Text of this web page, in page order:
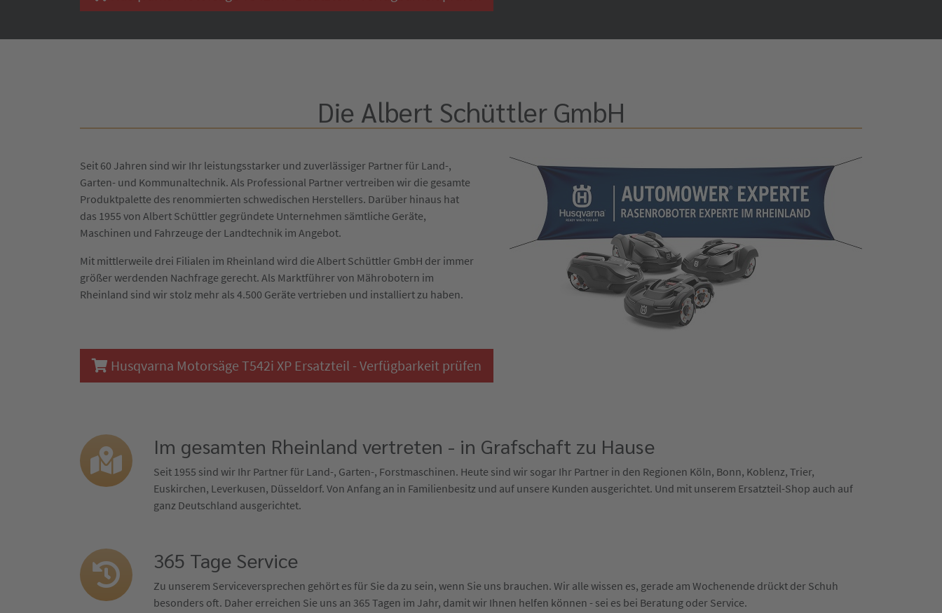
Die Albert Schüttler GmbH
Seit 60 Jahren sind wir Ihr leistungsstarker und zuverlässiger Partner für Land-,
Garten- und Kommunaltechnik. Als Professional Partner vertreiben wir die gesamte
Produktpalette des renommierten schwedischen Herstellers. Darüber hinaus hat
das 1955 von Albert Schüttler gegründete Unternehmen sämtliche Geräte,
Maschinen und Fahrzeuge der Landtechnik im Angebot.
Mit mittlerweile drei Filialen im Rheinland wird die Albert Schüttler GmbH der immer
größer werdenden Nachfrage gerecht. Als Marktführer von Mährobotern im
Rheinland sind wir stolz mehr als 4.500 Geräte vertrieben und installiert zu haben.
Husqvarna Motorsäge T542i XP Ersatzteil - Verfügbarkeit prüfen
Im gesamten Rheinland vertreten - in Grafschaft zu Hause
Seit 1955 sind wir Ihr Partner für Land-, Garten-, Forstmaschinen. Heute sind wir sogar Ihr Partner in den Regionen Köln, Bonn, Koblenz, Trier,
Euskirchen, Leverkusen, Düsseldorf. Von Anfang an in Familienbesitz und auf unsere Kunden ausgerichtet. Und mit unserem Ersatzteil-Shop auch auf
ganz Deutschland ausgerichtet.
365 Tage Service
Zu unserem Serviceversprechen gehört es für Sie da zu sein, wenn Sie uns brauchen. Wir alle wissen es, gerade am Wochenende drückt der Schuh
besonders oft. Daher erreichen Sie uns an 365 Tagen im Jahr, damit wir Ihnen helfen können - sei es bei Beratung oder Service.